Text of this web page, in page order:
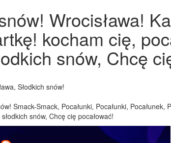
Wrocisława!
kocham cię,
snów, Chcę
Słodkich snów!
Smack-Smack, Pocałunki, Pocałunki,
snów, Chcę cię pocałować!